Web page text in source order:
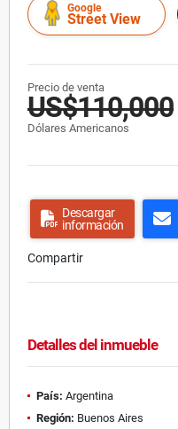
Google
Street View
Precio de venta
US$110,000
Dólares Americanos
Descargar
información
Compartir
Detalles del inmueble
País: Argentina
Región: Buenos Aires